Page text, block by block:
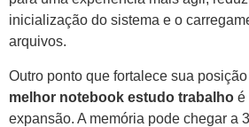
inicialização do sistema e o
arquivos.
Outro ponto que fortalece sua
melhor notebook estudo trabalho é
expansão. A memória pode chegar a